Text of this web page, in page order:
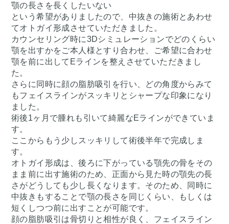
顎の長さを長くしたいない
という希望がありましたので、中抜きの施術とあわせ
てオトガイ形成させていただきました。
カウンセリング時に3Dシミュレーションでどのくらい
顎を出すかをご本人様とすり合わせ、ご希望に合わせ
顎を前に出してEラインを整えさせていただきまし
た。
さらに同時に顔の脂肪吸引を行い、どの角度からみて
もフェイスラインがスッキリとシャープな印象になり
ました。
術後1ヶ月で腫れも引いて綺麗なEラインができていま
す。
ここからもう少しスッキリして術後半年で完成しま
す。
オトガイ形成は、後ろに下がっている顎先の骨をその
まま前に出す施術のため、正面から見た時の顎先の長
さがどうしても少し長くなります。そのため、同時に
中抜きもすることで顎の長さを同じくらい、もしくは
短くしつつ前に出すことが可能です。
顔の脂肪吸引は骨切りと相性が良く、フェイスライン